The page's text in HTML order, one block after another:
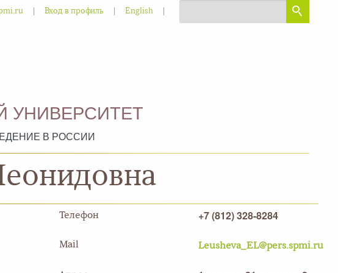
Вход в профиль English
УНИВЕРСИТЕТ
В РОССИИ
Телефон +7 (812) 328-8284
Mail Leusheva_EL@pers.spmi.ru